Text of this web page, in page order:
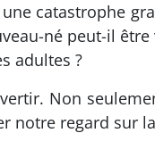
catastrophe
né peut-il
adultes ?
Non
regard sur